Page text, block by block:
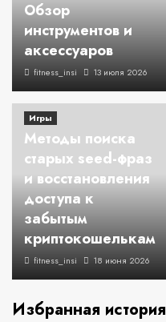
Обзор
инструментов и
аксессуаров
fitness_insi 13 июля 2026
Игры
Методы поиска
старых seed-фраз
и восстановления
доступа к
забытым
криптокошелькам
fitness_insi 18 июня 2026
Избранная история